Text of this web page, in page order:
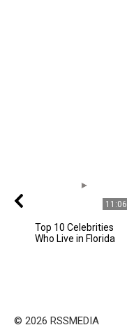
11:06
Top 10 Celebrities
Who Live in Florida
© 2026 RSSMEDIA